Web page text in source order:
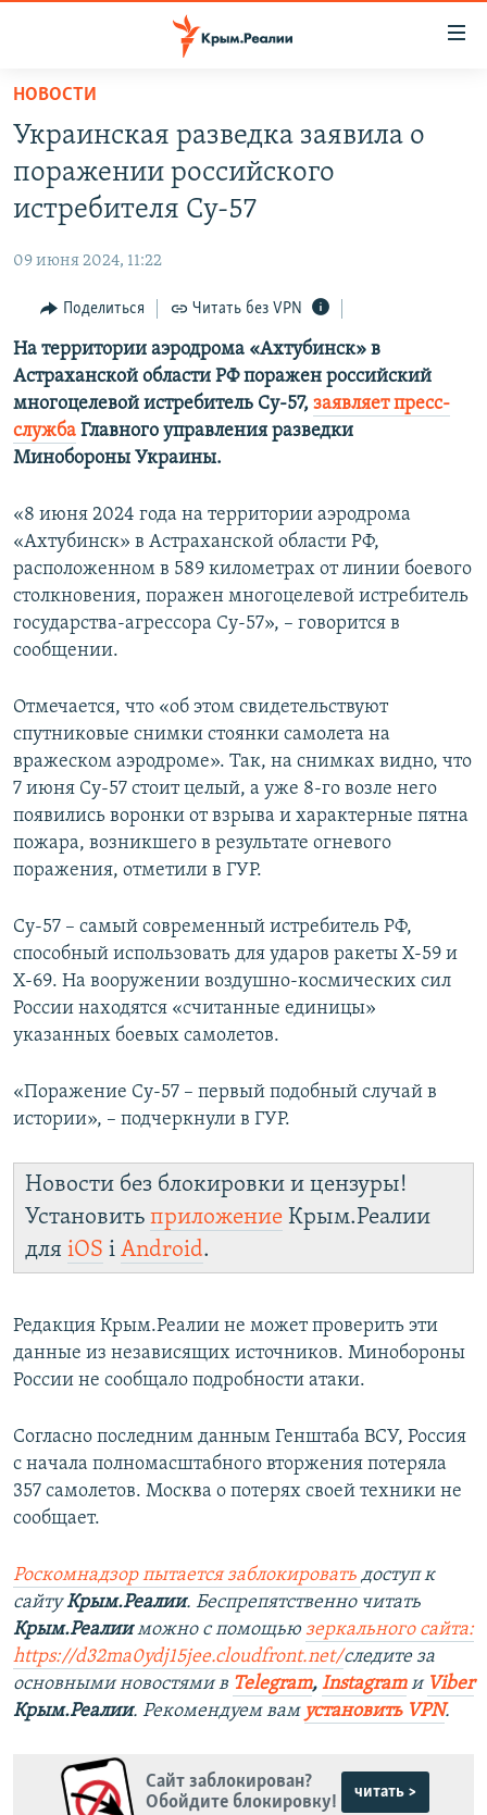
Вернуться
основному
содержанию
Вернутся
главной
Вернутся
поиску
СПЕЦПРОЕКТЫ
ГРУЗ 200
11 ЛЕТ ОККУПАЦИИ КРЫМА. 11 ИСТОРИЙ СОПРОТИВЛЕНИЯ
ВОДА
ЕЩЕ
ИНТЕРАКТИВ
ИНФОГРАФИКА
ТЕЛЕПРОЕКТ КРЫМ.РЕАЛИИ
СОВЕТЫ ПРАВОЗАЩИТНИКОВ
ПРОПАВШИЕ БЕЗ ВЕСТИ
ПОБЕДИТЕЛЕЙ НЕ СУДЯТ?
КРЫМ.НЕПОКОРЕННЫЙ
УКРАИНСКАЯ ПРОБЛЕМА КРЫМА
РАДІО СВОБОДА
КАК ОБОЙТИ БЛОКИРОВКУ
Українською
Qırımtatar
ПРИСОЕДИНЯЙТЕСЬ!
Все сайты RFE/RL
НОВОСТИ
Украинская разведка заявила о
поражении российского
истребителя Су-57
09 июня 2024, 11:22
Поделиться Читать без VPN
На территории аэродрома «Ахтубинск» в
Астраханской области РФ поражен российский
многоцелевой истребитель Су-57, заявляет пресс-
служба Главного управления разведки
Минобороны Украины.
«8 июня 2024 года на территории аэродрома
«Ахтубинск» в Астраханской области РФ,
расположенном в 589 километрах от линии боевого
столкновения, поражен многоцелевой истребитель
государства-агрессора Су-57», – говорится в
сообщении.
Отмечается, что «об этом свидетельствуют
спутниковые снимки стоянки самолета на
вражеском аэродроме». Так, на снимках видно, что
7 июня Су-57 стоит целый, а уже 8-го возле него
появились воронки от взрыва и характерные пятна
пожара, возникшего в результате огневого
поражения, отметили в ГУР.
Су-57 – самый современный истребитель РФ,
способный использовать для ударов ракеты Х-59 и
Х-69. На вооружении воздушно-космических сил
России находятся «считанные единицы»
указанных боевых самолетов.
«Поражение Су-57 – первый подобный случай в
истории», – подчеркнули в ГУР.
Новости без блокировки и цензуры!
Установить приложение Крым.Реалии
для iOS і Android.
Редакция Крым.Реалии не может проверить эти
данные из независящих источников. Минобороны
России не сообщало подробности атаки.
Согласно последним данным Генштаба ВСУ, Россия
с начала полномасштабного вторжения потеряла
357 самолетов. Москва о потерях своей техники не
сообщает.
Роскомнадзор пытается заблокировать доступ к
сайтуКрым.Реалии. Беспрепятственно читать
Крым.Реалииможно с помощью зеркального сайта:
https://d32ma0ydj15jee.cloudfront.net/следите за
основными новостями в Telegram, Instagramи Viber
Крым.Реалии. Рекомендуем вам установить VPN.
Сайт заблокирован?
Обойдите блокировку!
читать >